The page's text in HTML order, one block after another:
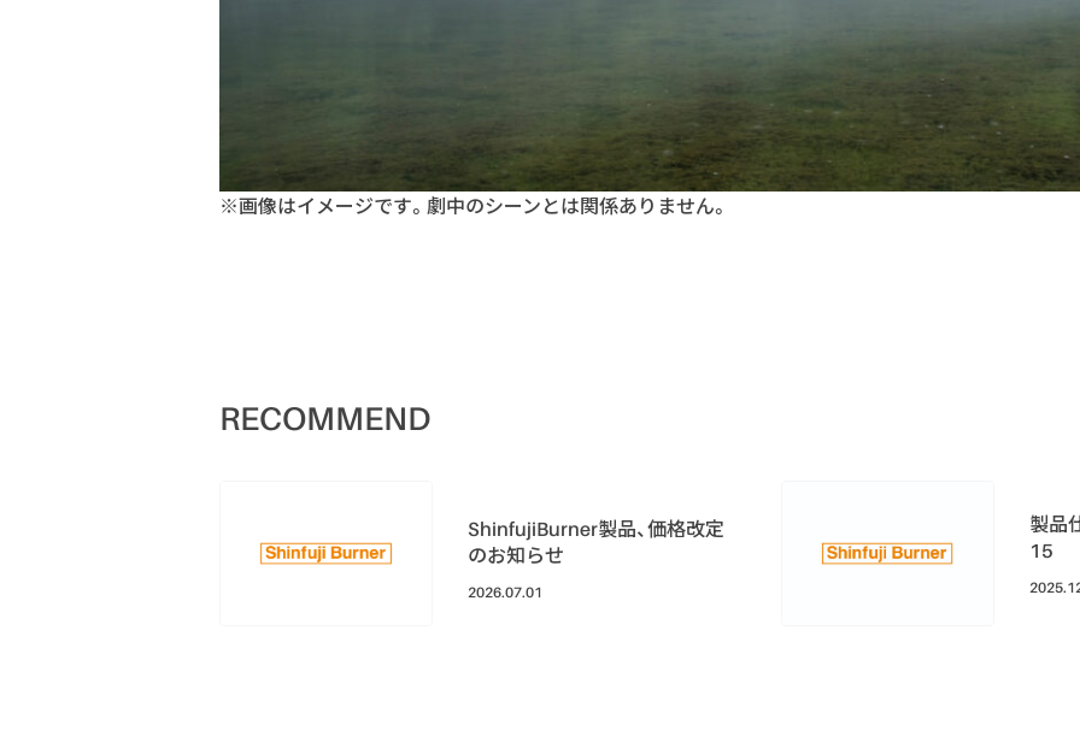
※画像はイメージです。劇中のシーンとは関係ありません。
RECOMMEND
ShinfujiBurner製品、価格改定
のお知らせ
2026.07.01
製品
15